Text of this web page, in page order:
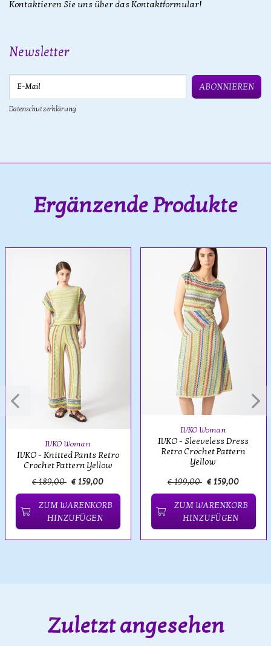
Kontaktieren Sie uns über das Kontaktformular!
Newsletter
ABONNIEREN
Datenschutzerklärung
Ergänzende Produkte
IVKO Woman
IVKO - Knitted Pants Retro
Crochet Pattern Yellow
€ 189,00 € 159,00
ZUM WARENKORB
HINZUFÜGEN
IVKO Woman
IVKO - Sleeveless Dress
Retro Crochet Pattern
Yellow
€ 199,00 € 159,00
ZUM WARENKORB
HINZUFÜGEN
Zuletzt angesehen